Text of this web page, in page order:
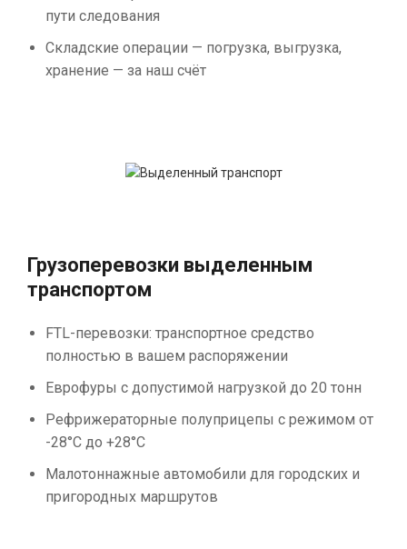
пути следования
Складские операции — погрузка, выгрузка,
хранение — за наш счёт
Грузоперевозки выделенным
транспортом
FTL-перевозки: транспортное средство
полностью в вашем распоряжении
Еврофуры с допустимой нагрузкой до 20 тонн
Рефрижераторные полуприцепы с режимом от
-28°С до +28°С
Малотоннажные автомобили для городских и
пригородных маршрутов